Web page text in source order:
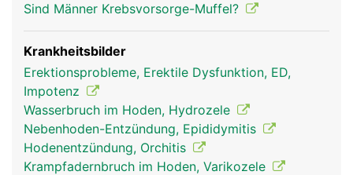
Sind Männer Krebsvorsorge-Muffel?
Krankheitsbilder
Erektionsprobleme, Erektile Dysfunktion, ED,
Impotenz
Wasserbruch im Hoden, Hydrozele
Nebenhoden-Entzündung, Epididymitis
Hodenentzündung, Orchitis
Krampfadernbruch im Hoden, Varikozele